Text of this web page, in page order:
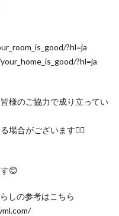
?hl=ja
?hl=ja
様のご協力で成り立ってい
場合がございます🙇‍♀️
😊
しの参考はこちら